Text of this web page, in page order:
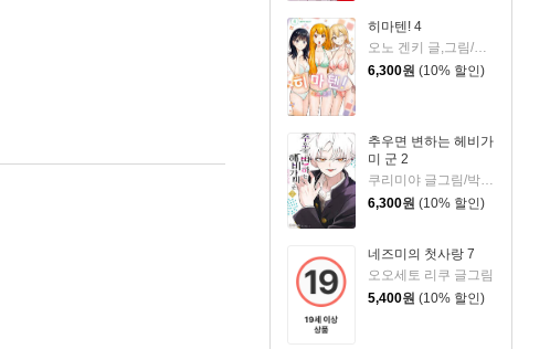
히마텐! 4
오노 겐키 글,그림/이승원 역
6,300원 (10% 할인)
추우면 변하는 헤비가
미 군 2
6,300원 (10% 할인)
네즈미의 첫사랑 7
오오세토 리쿠 글그림
5,400원 (10% 할인)